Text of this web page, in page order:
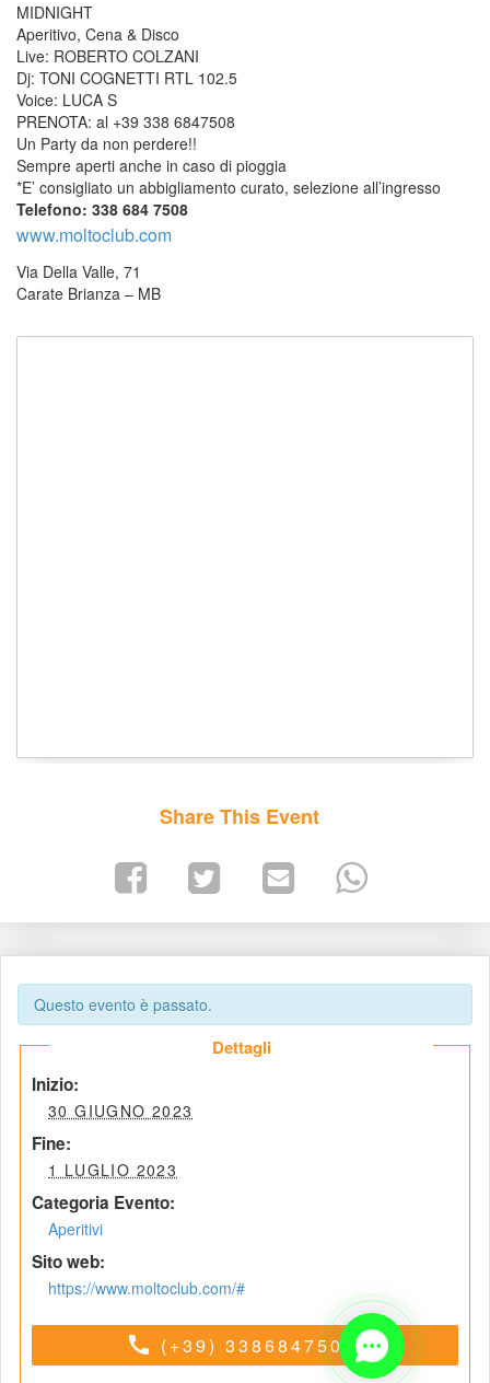
MIDNIGHT
Aperitivo, Cena & Disco
Live: ROBERTO COLZANI
Dj: TONI COGNETTI RTL 102.5
Voice: LUCA S
PRENOTA: al +39 338 6847508
Un Party da non perdere!!
Sempre aperti anche in caso di pioggia
*E’ consigliato un abbigliamento curato, selezione all’ingresso
Telefono: 338 684 7508
www.moltoclub.com
Via Della Valle, 71
Carate Brianza – MB
Share This Event
Questo evento è passato.
Dettagli
Inizio:
30 GIUGNO 2023
Fine:
1 LUGLIO 2023
Categoria Evento:
Aperitivi
Sito web:
https://www.moltoclub.com/#
call (+39) 3386847508